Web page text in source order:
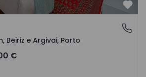
Beiriz e Argivai, Porto
Beiriz e Argivai, Porto
€